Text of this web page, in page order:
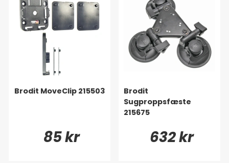
Brodit MoveClip 215503
85 kr
Brodit
Sugproppsfæste
215675
632 kr